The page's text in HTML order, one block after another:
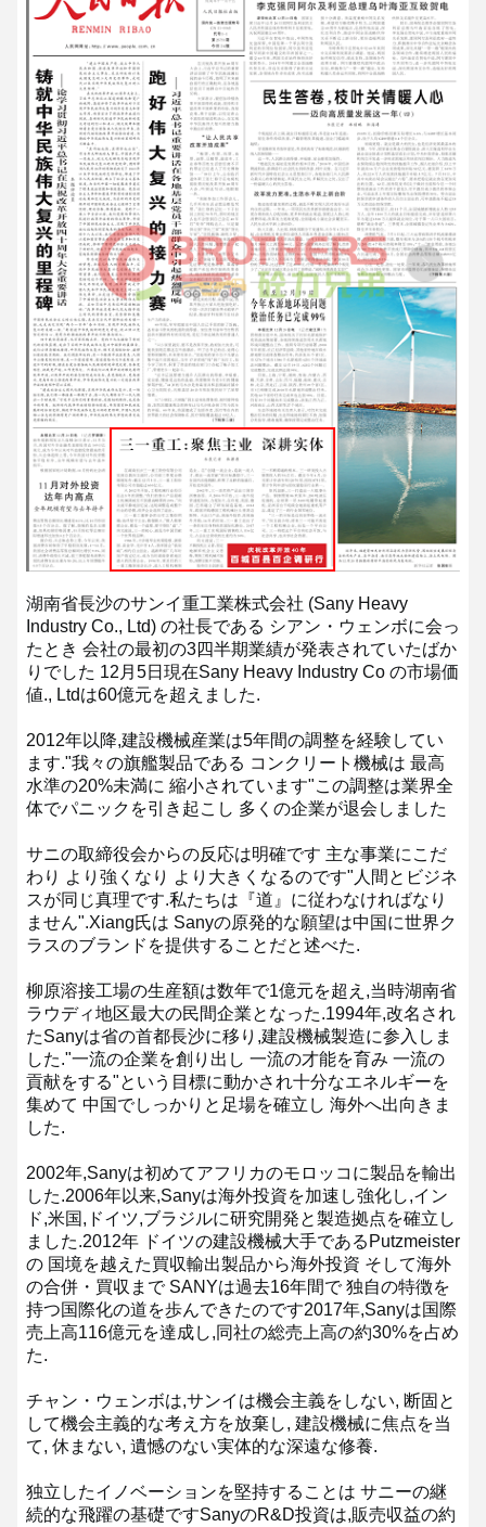
湖南省長沙のサンイ重工業株式会社 (Sany Heavy
Industry Co., Ltd) の社長である シアン・ウェンボに会っ
たとき 会社の最初の3四半期業績が発表されていたばか
りでした 12月5日現在Sany Heavy Industry Co の市場価
値., Ltdは60億元を超えました.
2012年以降,建設機械産業は5年間の調整を経験してい
ます."我々の旗艦製品である コンクリート機械は 最高
水準の20%未満に 縮小されています"この調整は業界全
体でパニックを引き起こし 多くの企業が退会しました
サニの取締役会からの反応は明確です 主な事業にこだ
わり より強くなり より大きくなるのです"人間とビジネ
スが同じ真理です.私たちは『道』に従わなければなり
ません".Xiang氏は Sanyの原発的な願望は中国に世界ク
ラスのブランドを提供することだと述べた.
柳原溶接工場の生産額は数年で1億元を超え,当時湖南省
ラウディ地区最大の民間企業となった.1994年,改名され
たSanyは省の首都長沙に移り,建設機械製造に参入しま
した."一流の企業を創り出し 一流の才能を育み 一流の
貢献をする"という目標に動かされ十分なエネルギーを
集めて 中国でしっかりと足場を確立し 海外へ出向きま
した.
2002年,Sanyは初めてアフリカのモロッコに製品を輸出
した.2006年以来,Sanyは海外投資を加速し強化し,イン
ド,米国,ドイツ,ブラジルに研究開発と製造拠点を確立し
ました.2012年 ドイツの建設機械大手であるPutzmeister
の 国境を越えた買収輸出製品から海外投資 そして海外
の合併・買収まで SANYは過去16年間で 独自の特徴を
持つ国際化の道を歩んできたのです2017年,Sanyは国際
売上高116億元を達成し,同社の総売上高の約30%を占め
た.
チャン・ウェンボは,サンイは機会主義をしない, 断固と
して機会主義的な考え方を放棄し, 建設機械に焦点を当
て, 休まない, 遺憾のない実体的な深遠な修養.
独立したイノベーションを堅持することは サニーの継
続的な飛躍の基礎ですSanyのR&D投資は,販売収益の約